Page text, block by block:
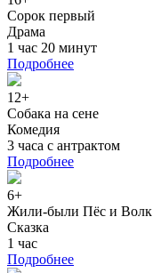
Сорок первый
Драма
1 час 20 минут
Подробнее
12+
Собака на сене
Комедия
3 часа с антрактом
Подробнее
6+
Жили-были Пёс и Волк
Сказка
1 час
Подробнее